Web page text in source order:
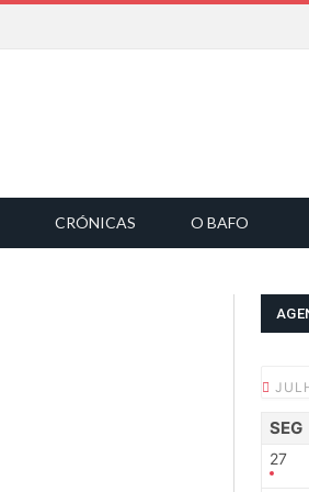
CRÓNICAS O BAFO
SEG
27